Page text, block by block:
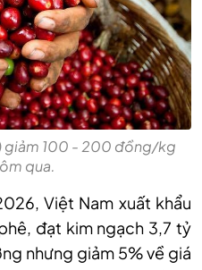
giảm 100 - 200 đồng/kg
qua.
Việt Nam xuất khẩu
đạt kim ngạch 3,7 tỷ
nhưng giảm 5% về giá